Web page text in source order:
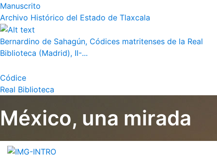
Manuscrito
Archivo Histórico del Estado de Tlaxcala
Bernardino de Sahagún, Códices matritenses de la Real
Biblioteca (Madrid), II-...
Códice
Real Biblioteca
México, una mirada